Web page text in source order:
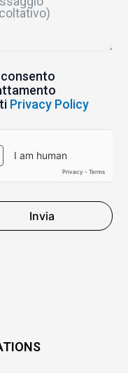
Privacy Policy
Invia